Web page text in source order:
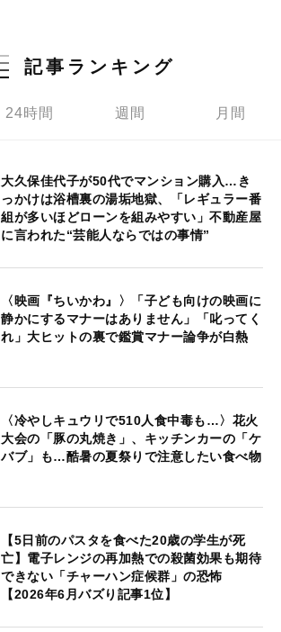
記事ランキング
24時間 週間 月間
大久保佳代子が50代でマンション購入…き
っかけは浴槽裏の湯垢地獄、「レギュラー番
組が多いほどローンを組みやすい」不動産屋
に言われた“芸能人ならではの事情”
〈映画『ちいかわ』〉「子ども向けの映画に
静かにするマナーはありません」「叱ってく
れ」大ヒットの裏で鑑賞マナー論争が白熱
〈冷やしキュウリで510人食中毒も…〉花火
大会の「豚の丸焼き」、キッチンカーの「ケ
バブ」も…酷暑の夏祭りで注意したい食べ物
【5日前のパスタを食べた20歳の学生が死
亡】電子レンジの再加熱での殺菌効果も期待
できない「チャーハン症候群」の恐怖
【2026年6月バズり記事1位】